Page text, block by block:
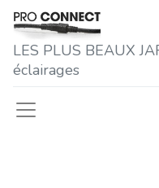
LES P​LUS BEAUX
éclairages